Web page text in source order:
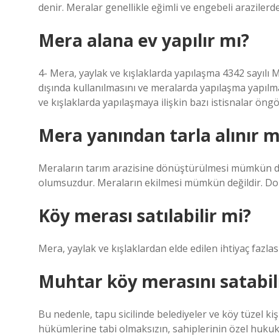
denir. Meralar genellikle eğimli ve engebeli
Mera alana ev yapılır mı?
4- Mera, yaylak ve kışlaklarda yapılaşma 4342
dışında kullanılmasını ve meralarda yapılaşma
ve kışlaklarda yapılaşmaya ilişkin bazı istisnalar
Mera yanından tarla alınır
Meraların tarım arazisine dönüştürülmesi mümkün
olumsuzdur. Meraların ekilmesi mümkün değildir.
Köy merası satılabilir mi?
Mera, yaylak ve kışlaklardan elde edilen ihtiyaç
Muhtar köy merasını
Bu nedenle, tapu sicilinde belediyeler ve köy tüzel
hükümlerine tabi olmaksızın, sahiplerinin özel